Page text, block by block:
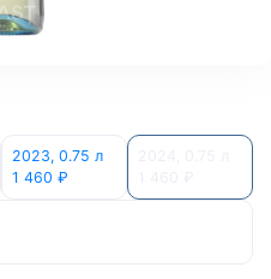
2023, 0.75 л
1 460 ₽